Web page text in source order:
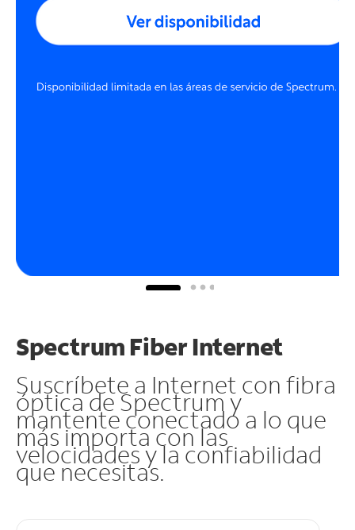
Spectrum Fiber Internet
Suscríbete a Internet con fibra
óptica de Spectrum y
mantente conectado a lo que
más importa con las
velocidades y la confiabilidad
que necesitas.